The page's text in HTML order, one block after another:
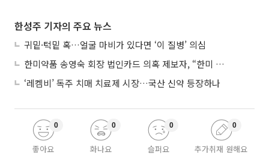
한성주 기자의 주요 뉴스
귀밑·턱밑 혹…얼굴 마비가 있다면 ‘이 질병’ 의심
한미약품 송영숙 회장 법인카드 의혹 제보자, “한미 잘 되기 바라는 마음”
‘레켐비’ 독주 치매 치료제 시장…국산 신약 등장하나
좋아요
0
화나요
0
슬퍼요
0
추가취재 원해요
0